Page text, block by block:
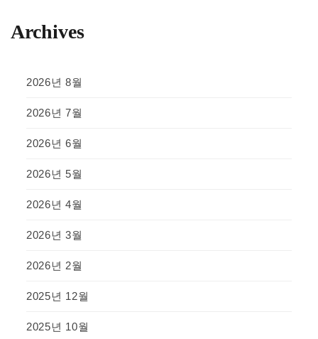
Archives
2026년 8월
2026년 7월
2026년 6월
2026년 5월
2026년 4월
2026년 3월
2026년 2월
2025년 12월
2025년 10월